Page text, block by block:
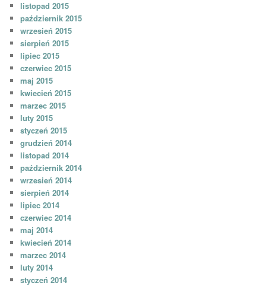
listopad 2015
październik 2015
wrzesień 2015
sierpień 2015
lipiec 2015
czerwiec 2015
maj 2015
kwiecień 2015
marzec 2015
luty 2015
styczeń 2015
grudzień 2014
listopad 2014
październik 2014
wrzesień 2014
sierpień 2014
lipiec 2014
czerwiec 2014
maj 2014
kwiecień 2014
marzec 2014
luty 2014
styczeń 2014